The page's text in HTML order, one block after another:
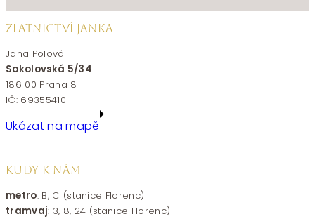
ZLATNICTVÍ JANKA
Jana Polová
Sokolovská 5/34
186 00 Praha 8
IČ: 69355410
Ukázat na mapě
KUDY K NÁM
metro: B, C (stanice Florenc)
tramvaj: 3, 8, 24 (stanice Florenc)